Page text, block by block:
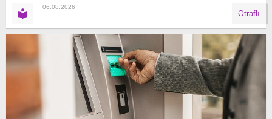
06.08.2026
Ətraflı